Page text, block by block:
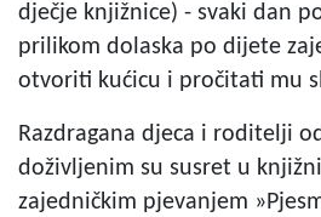
dječje knjižnice) - svaki dan
prilikom dolaska po dijete
otvoriti kućicu i pročitati mu
Razdragana djeca i roditelji
doživljenim su susret u
zajedničkim pjevanjem